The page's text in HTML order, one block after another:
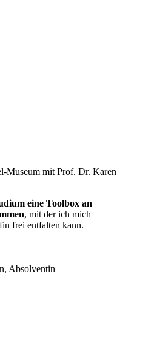
Museum mit Prof. Dr. Karen
eine Toolbox an
, mit der ich mich
frei entfalten kann.
Absolventin